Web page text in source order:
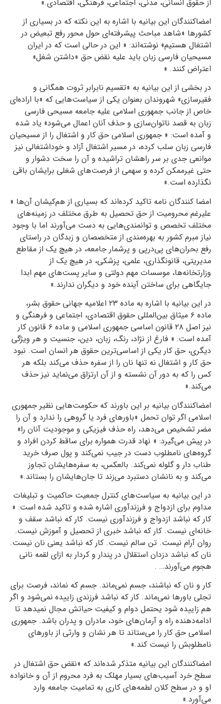
از حقوق انسانی، مدنی، اجتماعی، فرهنگی، اقتصادی.»
امضاکنندگان این بیانیه با اشاره به این نکته که در بسیاری از
کشورها «شاهد مباحث پیشرفته‌ای حول محور رفع تبعیض در
اشتغال هستیم» نوشته‌اند: « این در حالی است که در ایران
مسیحیان فارسی زبان باید علیه نقض حق «داشتن شغل»
اعتراض کنند. »
در بخشی از این بیانیه به «تقسیم نابرابر ثروت همگانی و
فقیرسازی» شهروندان بعنوان یکی از سیاست‌هایی که «با اراده‌ای
خاص از جانب جمهوری اسلامی علیه جامعه مسیحی فارسی
زبان به قصد ناتوان‌سازی و حذف آنان اعمال می‌شود» یاد شده
و آمده است: « جمهوری اسلامی حق کار و اشتغال را از مسیحیان
فارسی زبان سلب کرده، در مسیر اشتغال آزاد و خوداشتغالی نیز
موانعی جدی بر سر راهشان تراشیده و آن را سخت دشوار و
حتی غیرممکن کرده و سهمی از فرصت‌های شغلی برایشان باقی
نگذارده است.»
امضا کنندگان نامه تاکید کرده‌اند که بسیاری از هم‌کیشان آن‌ها «
علیرغم محرومیت از حق تحصیل به طرق مختلف در زمینه‌های
مختلف تخصص و توانمندی‌هایی به دست می‌آورند اما با وجود
نیاز مبرم کشور به بهره‌مندی از متخصصان و زبدگان در راستای
رفع بحران‌های پی‌درپی و پرشمار جامعه، در هیچ یک از مقاطع
مدیریتی، قانونگذاری، علمی، پزشکی، در هیچ یک از
وزارتخانه‌ها، موسسات مهم دولتی و سایر پست‌های مهم ابدا
جایگاهی برای ساختن آینده خود و دیگران ندارند.»
در این بیانیه با اشاره به ماده ۲۳ اعلامیه جهانی حقوق بشر،
ماده ۶ میثاق بین‌المللی حقوق اقتصادی، اجتماعی و فرهنگی و
نیز اصل ۲۸ قانون اساسی جمهوری اسلامی و ماده ۶ قانون کار
آمده است: « فارغ از نژاد، رنگ، زبان، دین، جنسیت و هر ویژگی
دیگری، حق کار یکی از اساسی‌ترین حقوق هر انسان است. نبود
حق کار و اشتغال نه تنها نان را از سفره حذف می‌کند بلکه هر
کس را که به دور آن نشسته و از آن ارتزاق می‌نماید نیز حذف
می‌کند.»
امضاکنندگان بیانیه بر این باورند که حکومت‌هایی نظیر جمهوری
اسلامی اگر توان تحمل «باورهای فرد یا گروهی را ندارد و آن را
مضر تشخیص می‌دهد، راه حذف فیزیکی و موجودیت آنان را»
در پیش می‌گیرد: « نهاد قدرت همواره برای ساقط کردن افراد و
گروه‌های نامطلوب دست در جیب نمی‌کند و پول صرف خرید
طناب دار و گلوله نمی‌کند. بالعکس، به سفره‌هایشان تجاوز
می‌کند و به نانشان دستبرد می‌زند تا جان‌هایشان را بستاند.»
در این بیانیه به سیاست‌های کنترل جمعیت حاکمیت و تبلیغات
مداوم برای ازدواج و فرزندآوری اشاره شده و تاکید شده است: «
کار که نباشد ازدواج و فرزندآوری نیست. کار که نباشد سقف و
خانه‌ای نیست. کار که نباشد خبری از تحصیل و آموزش نیست.
روان آرام نیست. تن سالم نیست. کار که نباشد یعنی نان نیست.
نان که نباشد دزدان استقلال در پندار و کردار به ازای لقمه نانی
هجوم می‌آورند… .
کار و نان که نباشند، جسم نمی‌ماند. جسم که نماند، فرصت برای
تجلی باورها نمی‌ماند. کار که نباشد فرزندی زاییده نمی‌شود و اگر
هم زاییده شود یحتمل دوام و کیفیت حیاتش مجال نمیدهد تا
ادامه‌دهنده راه و آرمان‌های خود، مادران و پدران باشد. جمهوری
اسلامی حق کار را می‌ستاند تا هر نشان و ‌وارثی از باورهای
نامطلوبش را نیست کند.»
امضاکنندگان این بیانیه متذکر شده‌اند که «نقض حق اشتغال در
سطح خرد آسیب‌های بسیار مهلک به فرد محروم از آن و خانواده
او و در سطح کلان لطمه‌های کاری به تمامیت جامعه وارد
می‌آورد.»